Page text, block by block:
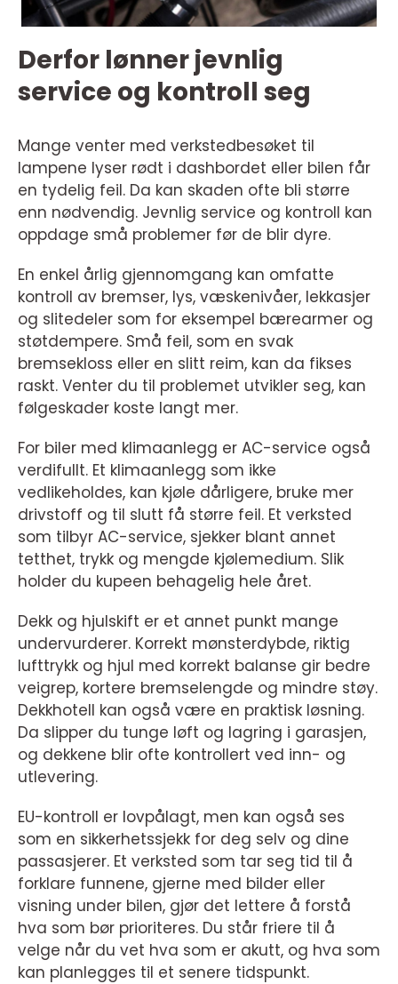
Derfor lønner jevnlig
service og kontroll seg
Mange venter med verkstedbesøket til
lampene lyser rødt i dashbordet eller bilen får
en tydelig feil. Da kan skaden ofte bli større
enn nødvendig. Jevnlig service og kontroll kan
oppdage små problemer før de blir dyre.
En enkel årlig gjennomgang kan omfatte
kontroll av bremser, lys, væskenivåer, lekkasjer
og slitedeler som for eksempel bærearmer og
støtdempere. Små feil, som en svak
bremsekloss eller en slitt reim, kan da fikses
raskt. Venter du til problemet utvikler seg, kan
følgeskader koste langt mer.
For biler med klimaanlegg er AC-service også
verdifullt. Et klimaanlegg som ikke
vedlikeholdes, kan kjøle dårligere, bruke mer
drivstoff og til slutt få større feil. Et verksted
som tilbyr AC-service, sjekker blant annet
tetthet, trykk og mengde kjølemedium. Slik
holder du kupeen behagelig hele året.
Dekk og hjulskift er et annet punkt mange
undervurderer. Korrekt mønsterdybde, riktig
lufttrykk og hjul med korrekt balanse gir bedre
veigrep, kortere bremselengde og mindre støy.
Dekkhotell kan også være en praktisk løsning.
Da slipper du tunge løft og lagring i garasjen,
og dekkene blir ofte kontrollert ved inn- og
utlevering.
EU-kontroll er lovpålagt, men kan også ses
som en sikkerhetssjekk for deg selv og dine
passasjerer. Et verksted som tar seg tid til å
forklare funnene, gjerne med bilder eller
visning under bilen, gjør det lettere å forstå
hva som bør prioriteres. Du står friere til å
velge når du vet hva som er akutt, og hva som
kan planlegges til et senere tidspunkt.